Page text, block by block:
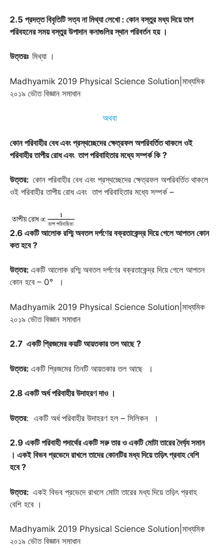
2.5 প্রদত্ত বিবৃতিটি সত্য না মিথ্যা লেখো : কোন বস্তুর মধ্য দিয়ে তাপ
পরিবহনের সময় বস্তুর উপাদান কনাগুলির স্থান পরিবর্তন হয় ।
উত্তরঃ মিথ্যা ।
Madhyamik 2019 Physical Science Solution|মাধ্যমিক
২০১৯ ভৌত বিজ্ঞান সমাধান
অথবা
কোন পরিবাহীর বেধ এবং প্রস্থচ্ছেদের ক্ষেত্রফল অপরিবর্তিত থাকলে ওই
পরিবাহীর তাপীয় রোধ এবংতাপ পরিবাহিতার মধ্যে সম্পর্ক কি ?
উত্তর: কোন পরিবাহীর বেধ এবং প্রস্থচ্ছেদের ক্ষেত্রফল অপরিবর্তিত থাকলে
ওই পরিবাহীর তাপীয় রোধ এবং তাপ পরিবাহিতার মধ্যে সম্পর্ক –
2.6 একটি আলোক রশ্মি অবতল দর্পণের বক্রতাকেন্দ্র দিয়ে গেলে আপতন কোন
কত হবে ?
উত্তর: একটি আলোক রশ্মি অবতল দর্পণের বক্রতাকেন্দ্র দিয়ে গেলে আপতন
কোন হবে – 0° ।
Madhyamik 2019 Physical Science Solution|মাধ্যমিক
২০১৯ ভৌত বিজ্ঞান সমাধান
2.7 একটি প্রিজমের কয়টি আয়তকার তল আছে ?
উত্তর: একটি প্রিজমের তিনটি আয়তকার তল আছে ।
2.8 একটি অর্ধ পরিবাহীর উদাহরণ দাও ।
উত্তর: একটি অর্ধ পরিবাহীর উদাহরণ হল – সিলিকন ।
2.9 একটি পরিবাহী পদার্থের একটি সরু তার ও একটি মোটা তারের দৈর্ঘ্য সমান
। একই বিভব প্রভেদে রাখলে তাদের কোনটির মধ্য দিয়ে তড়িৎ প্রবাহ বেশি
হবে?
উত্তর: একই বিভব প্রভেদে রাখলে মোটা তারের মধ্য দিয়ে তড়িৎ প্রবাহ
বেশি হবে ।
Madhyamik 2019 Physical Science Solution|মাধ্যমিক
২০১৯ ভৌত বিজ্ঞান সমাধান